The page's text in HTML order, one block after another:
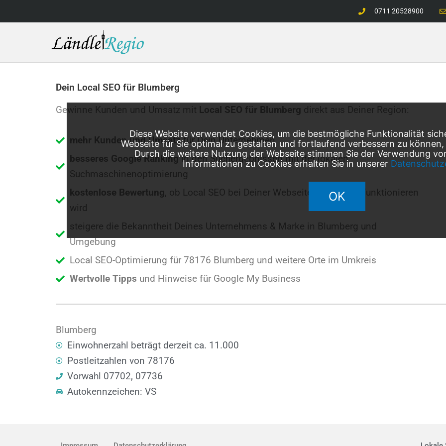
to
0711 20528900
Dein Local SEO für Blumberg
Gewinne Kunden und Umsatz mit Local SEO für Blumberg direkt aus Deiner Region:
mehr Kunden und Umsatzfür Dein Unternehmen
besseres Google Rankingin den Suchergebnissen mit der lokalen
Suchmaschinenoptimierung
kostenlose Bewertung , ob Local SEO bei Deiner Webseite erfolgreich funktionieren
wird
steigere die Bekanntheit Deines Unternehmens & Marke in Blumberg und
Umgebung
Local SEO-Optimierung für 78176 Blumberg und weitere Orte im Umkreis
Wertvolle Tipps und Hinweise für Google My Business
Blumberg
Einwohnerzahl beträgt derzeit ca. 11.000
Postleitzahlen von 78176
Vorwahl 07702, 07736
Autokennzeichen: VS
Diese Website verwendet Cookies, um die bestmögliche Funktionalität
Webseite für Sie optimal zu gestalten und fortlaufend verbessern zu
Durch die weitere Nutzung der Webseite stimmen Sie der Verwendung
Informationen zu Cookies erhalten Sie in unserer
OK